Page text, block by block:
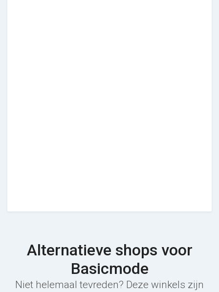
Alternatieve shops voor
Basicmode
Niet helemaal tevreden? Deze winkels zijn